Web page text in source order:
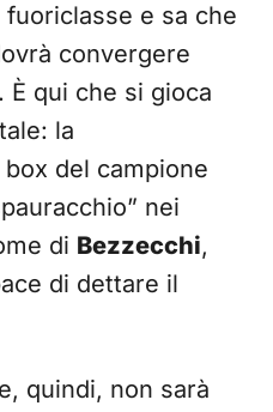
e sa che
convergere
È qui che si gioca
la
del campione
nei
di Bezzecchi,
di dettare il
quindi, non sarà